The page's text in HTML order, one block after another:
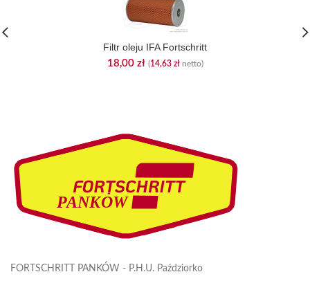
Filtr oleju IFA Fortschritt
18,00 zł (14,63 złnetto)
FORTSCHRITT PANKÓW - P.H.U. Paździorko